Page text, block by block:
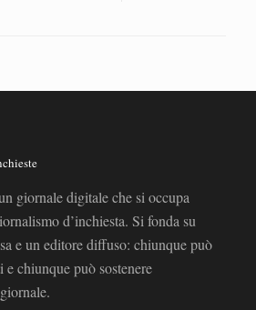
giornale digitale che si occupa
d’inchiesta. Si fonda su
e un editore diffuso: chiunque può
e chiunque può sostenere